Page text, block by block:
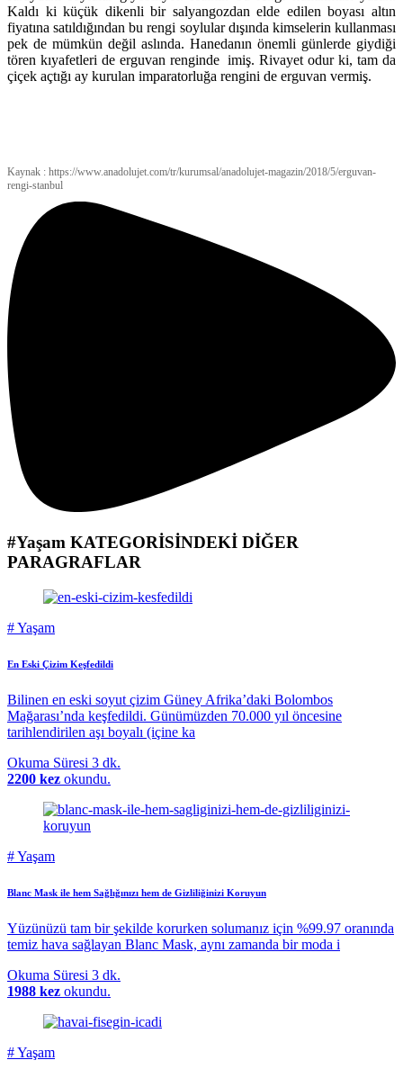
Kaldı ki küçük dikenli bir salyangozdan elde edilen boyası altın
fiyatına satıldığından bu rengi soylular dışında kimselerin kullanması
pek de mümkün değil aslında. Hanedanın önemli günlerde giydiği
tören kıyafetleri de erguvan renginde imiş. Rivayet odur ki, tam da
çiçek açtığı ay kurulan imparatorluğa rengini de erguvan vermiş.
Kaynak : https://www.anadolujet.com/tr/kurumsal/anadolujet-magazin/2018/5/erguvan-
rengi-stanbul
#Yaşam KATEGORİSİNDEKİ DİĞER
PARAGRAFLAR
#Yaşam
En Eski Çizim Keşfedildi
Bilinen en eski soyut çizim Güney Afrika’daki Bolombos
Mağarası’nda keşfedildi. Günümüzden 70.000 yıl öncesine
tarihlendirilen aşı boyalı (içine ka
Okuma Süresi 3 dk.
2200 kez okundu.
#Yaşam
Blanc Mask ile hem Sağlığınızı hem de Gizliliğinizi Koruyun
Yüzünüzü tam bir şekilde korurken solumanız için %99.97 oranında
temiz hava sağlayan Blanc Mask, aynı zamanda bir moda i
Okuma Süresi 3 dk.
1988 kez okundu.
#Yaşam